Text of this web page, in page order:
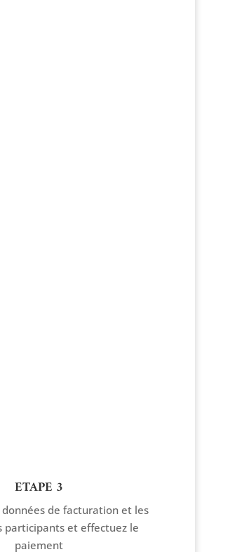
ETAPE 3
données de facturation et les
participants et effectuez le
paiement